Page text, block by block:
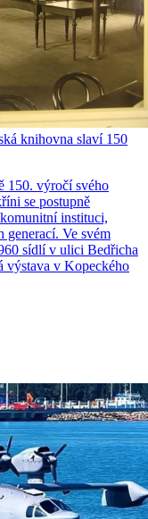
knihovna slaví 150
150. výročí svého
se postupně
instituci,
generací. Ve svém
sídlí v ulici Bedřicha
výstava v Kopeckého